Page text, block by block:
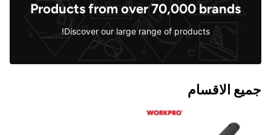
Products from over 70,000 brands
Discover our large range of products!
جميع الاقسام